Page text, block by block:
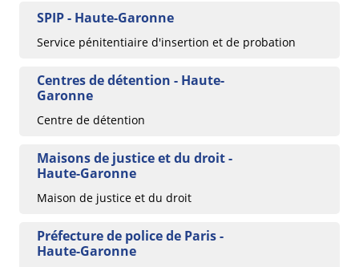
SPIP - Haute-Garonne
Service pénitentiaire d'insertion et de probation
Centres de détention - Haute-
Garonne
Centre de détention
Maisons de justice et du droit -
Haute-Garonne
Maison de justice et du droit
Préfecture de police de Paris -
Haute-Garonne